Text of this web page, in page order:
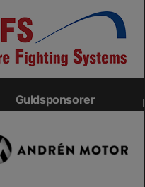
Guldsponsorer